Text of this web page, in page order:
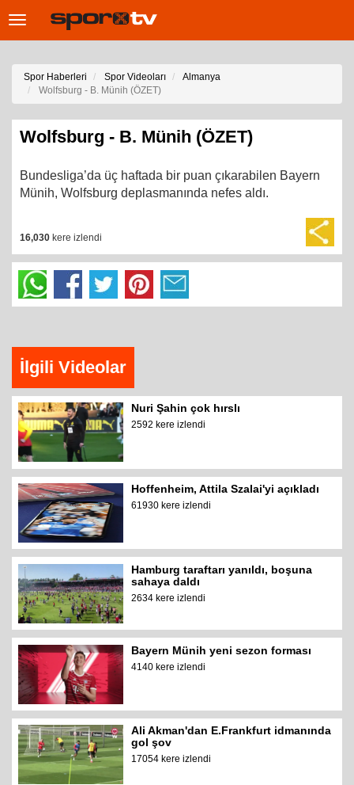
Toggle
Spor Haberleri Spor Videoları
Almanya
Wolfsburg - B. Münih (ÖZET)
Wolfsburg - B. Münih (ÖZET)
Bundesliga’da üç haftada bir puan çıkarabilen Bayern
Münih, Wolfsburg deplasmanında nefes aldı.
16,030 kere izlendi
İlgili Videolar
Nuri Şahin çok hırslı
2592 kere izlendi
Hoffenheim, Attila Szalai'yi açıkladı
61930 kere izlendi
Hamburg taraftarı yanıldı, boşuna
sahaya daldı
2634 kere izlendi
Bayern Münih yeni sezon forması
4140 kere izlendi
Ali Akman'dan E.Frankfurt idmanında
gol şov
17054 kere izlendi